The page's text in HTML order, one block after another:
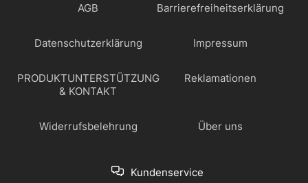
AGB Barrierefreiheitserklärung
Datenschutzerklärung Impressum
PRODUKTUNTERSTÜTZUNG
& KONTAKT
Reklamationen
Widerrufsbelehrung Über uns
Kundenservice